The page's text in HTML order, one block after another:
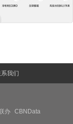
我们
办
CBNData